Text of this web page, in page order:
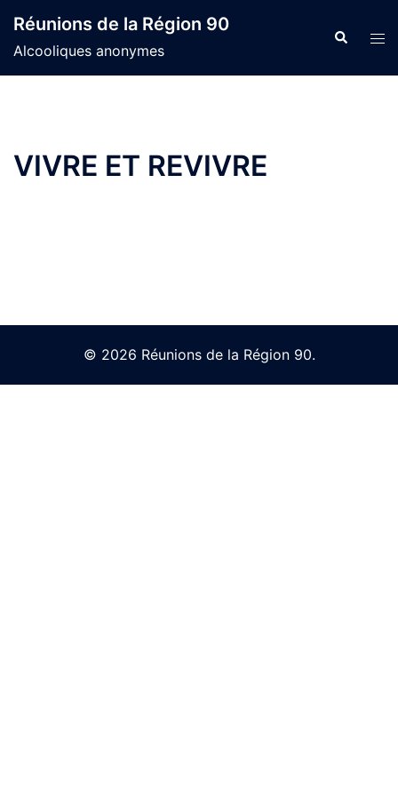
content
Réunions de la Région 90
Alcooliques anonymes
Search
VIVRE ET REVIVRE
© 2026 Réunions de la Région 90.